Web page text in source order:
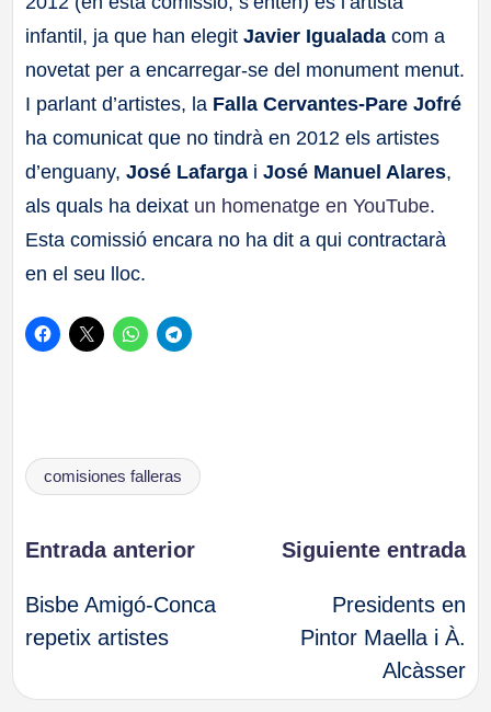
infantil, ja que han elegitJavier Igualadacom a
novetat per a encarregar-se del monument menut.
I parlant d’artistes, la Falla Cervantes-Pare Jofré
ha comunicat que no tindrà en 2012 els artistes
d’enguany,José Lafarga iJosé Manuel Alares,
als quals ha deixat un homenatge en YouTube.
Esta comissió encara no ha dit a qui contractarà
en el seu lloc.
Etiquetas:
comisiones falleras
Navegación
de
entradas
Entrada anterior
Bisbe Amigó-Conca
repetix artistes
Siguiente entrada
Presidents en
Pintor Maella i À.
Alcàsser